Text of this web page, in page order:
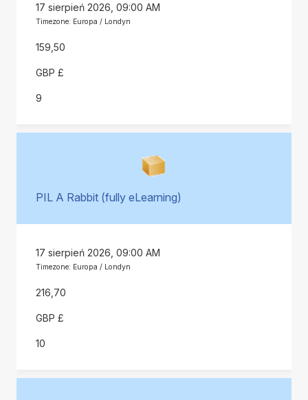
17 sierpień 2026, 09:00 AM
Timezone: Europa / Londyn
159,50
GBP £
9
PIL A Rabbit (fully eLearning)
17 sierpień 2026, 09:00 AM
Timezone: Europa / Londyn
216,70
GBP £
10